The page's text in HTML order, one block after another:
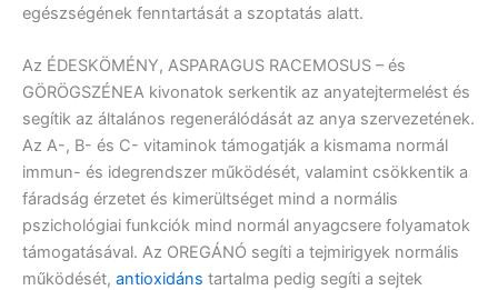
egészségének fenntartását a szoptatás alatt.
Az ÉDESKÖMÉNY, ASPARAGUS RACEMOSUS – és
GÖRÖGSZÉNEA kivonatok serkentik az anyatejtermelést és
segítik az általános regenerálódását az anya szervezetének.
Az A-, B- és C- vitaminok támogatják a kismama normál
immun- és idegrendszer működését, valamint csökkentik a
fáradság érzetet és kimerültséget mind a normális
pszichológiai funkciók mind normál anyagcsere folyamatok
támogatásával. Az OREGÁNÓ segíti a tejmirigyek normális
működését, antioxidáns tartalma pedig segíti a sejtek